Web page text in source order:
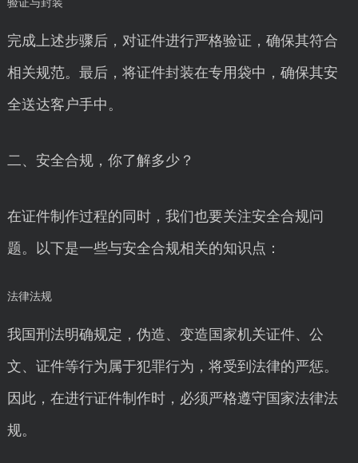
验证与封装
完成上述步骤后，对证件进行严格验证，确保其符合
相关规范。最后，将证件封装在专用袋中，确保其安
全送达客户手中。
二、安全合规，你了解多少？
在证件制作过程的同时，我们也要关注安全合规问
题。以下是一些与安全合规相关的知识点：
法律法规
我国刑法明确规定，伪造、变造国家机关证件、公
文、证件等行为属于犯罪行为，将受到法律的严惩。
因此，在进行证件制作时，必须严格遵守国家法律法
规。